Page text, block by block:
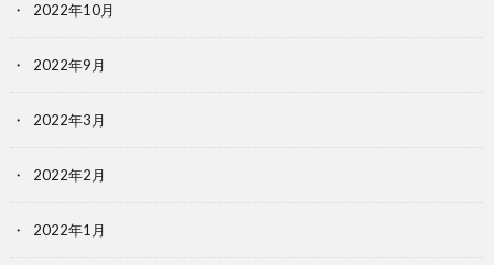
2022年10月
2022年9月
2022年3月
2022年2月
2022年1月